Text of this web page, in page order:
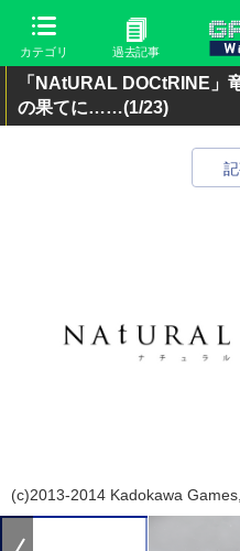
カテゴリ 過去記事
「NAtURAL DOCtRINE」
の果てに……(1/23)
(c)2013-2014 Kadokawa